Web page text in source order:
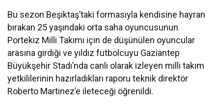
Bu sezon Beşiktaş’taki formasıyla kendisine hayran
bırakan 25 yaşındaki orta saha oyuncusunun
Portekiz Milli Takımı için de düşünülen oyuncular
arasına girdiği ve yıldız futbolcuyu Gaziantep
Büyükşehir Stadı’nda canlı olarak izleyen milli takım
yetkililerinin hazırladıkları raporu teknik direktör
Roberto Martinez’e ileteceği öğrenildi.